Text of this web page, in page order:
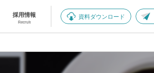
採用情報
Recruit
資料ダウンロード